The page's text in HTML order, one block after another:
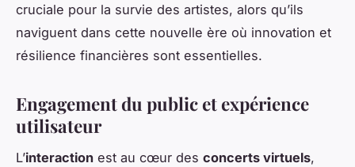
cruciale pour la survie des artistes, alors qu’ils
naviguent dans cette nouvelle ère où innovation et
résilience financières sont essentielles.
Engagement du public et expérience
utilisateur
L’interaction est au cœur des concerts virtuels,